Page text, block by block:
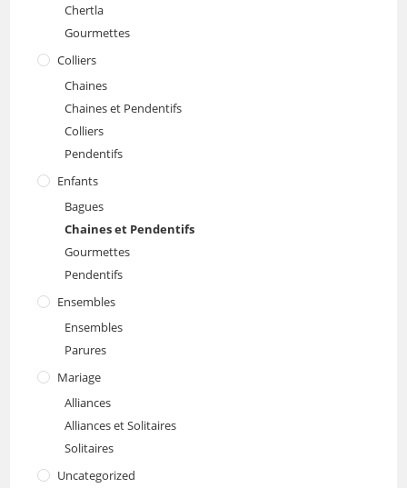
Chertla
Gourmettes
Colliers
Chaines
Chaines et Pendentifs
Colliers
Pendentifs
Enfants
Bagues
Chaines et Pendentifs
Gourmettes
Pendentifs
Ensembles
Ensembles
Parures
Mariage
Alliances
Alliances et Solitaires
Solitaires
Uncategorized